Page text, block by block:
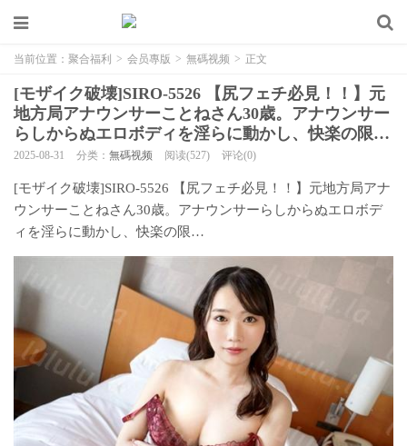
当前位置： 聚合福利 > 会员專版 > 無碼视频 > 正文
[モザイク破壊]SIRO-5526 【尻フェチ必見！！】元
地方局アナウンサーことねさん30歳。アナウンサー
らしからぬエロボディを淫らに動かし、快楽の限…
2025-08-31 分类： 無碼视频 阅读(527) 评论(0)
[モザイク破壊]SIRO-5526 【尻フェチ必見！！】元地方局アナ
ウンサーことねさん30歳。アナウンサーらしからぬエロボデ
ィを淫らに動かし、快楽の限…